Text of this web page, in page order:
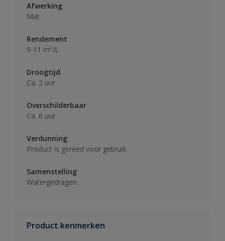
Afwerking
Mat
Rendement
9-11 m²/L
Droogtijd
Ca. 2 uur
Overschilderbaar
Ca. 6 uur
Verdunning
Product is gereed voor gebruik
Samenstelling
Watergedragen
Product kenmerken